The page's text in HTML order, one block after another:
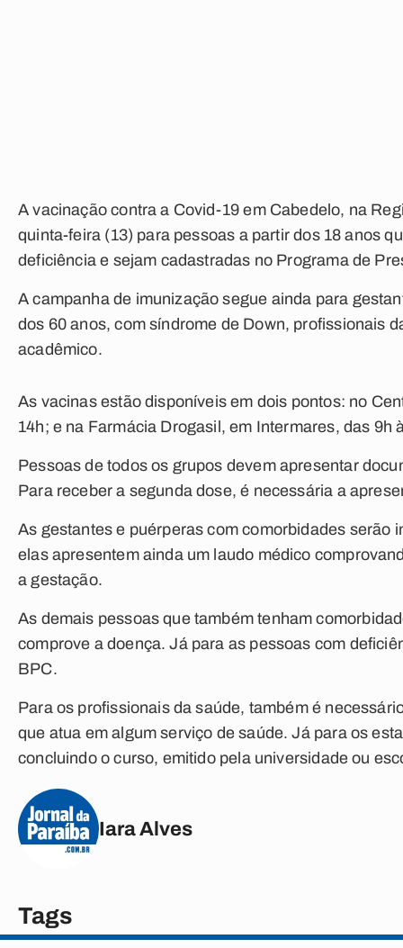
A vacinação contra a Covid-19 em Cabedelo, na
quinta-feira (13) para pessoas a partir dos 18 anos
deficiência e sejam cadastradas no Programa de
A campanha de imunização segue ainda para
dos 60 anos, com síndrome de Down, profissionais
acadêmico.
As vacinas estão disponíveis em dois pontos: no
14h; e na Farmácia Drogasil, em Intermares, das 9h
Pessoas de todos os grupos devem apresentar
Para receber a segunda dose, é necessária a
As gestantes e puérperas com comorbidades serão
elas apresentem ainda um laudo médico
a gestação.
As demais pessoas que também tenham
comprove a doença. Já para as pessoas com
BPC.
Para os profissionais da saúde, também é
que atua em algum serviço de saúde. Já para os
concluindo o curso, emitido pela universidade ou
Iara Alves
Tags